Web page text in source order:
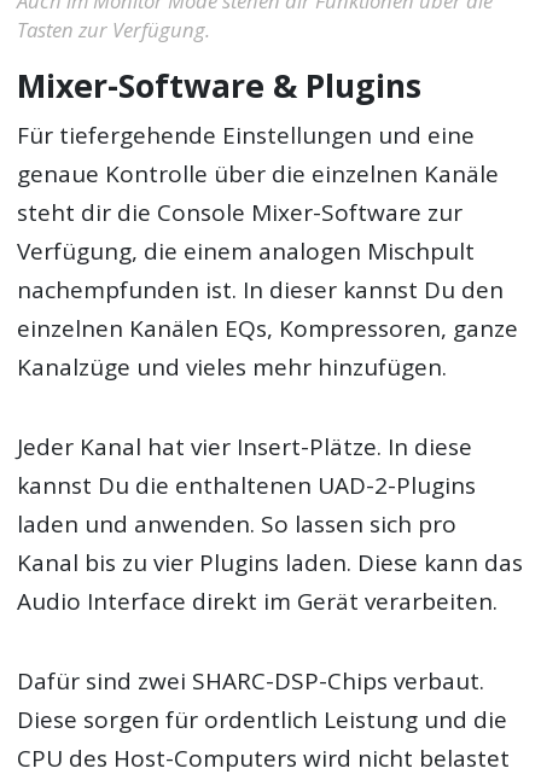
Tasten zur Verfügung.
Mixer-Software & Plugins
Für tiefergehende Einstellungen und eine
genaue Kontrolle über die einzelnen Kanäle
steht dir die Console Mixer-Software zur
Verfügung, die einem analogen Mischpult
nachempfunden ist. In dieser kannst Du den
einzelnen Kanälen EQs, Kompressoren, ganze
Kanalzüge und vieles mehr hinzufügen.
Jeder Kanal hat vier Insert-Plätze. In diese
kannst Du die enthaltenen UAD-2-Plugins
laden und anwenden. So lassen sich pro
Kanal bis zu vier Plugins laden. Diese kann das
Audio Interface direkt im Gerät verarbeiten.
Dafür sind zwei SHARC-DSP-Chips verbaut.
Diese sorgen für ordentlich Leistung und die
CPU des Host-Computers wird nicht belastet